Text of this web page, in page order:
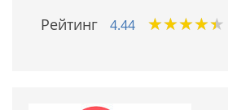
Рейтинг
4.44 ★★★★★
★★★★★